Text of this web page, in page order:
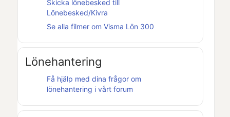
Skicka lönebesked till
Lönebesked/Kivra
Se alla filmer om Visma Lön 300
Lönehantering
Få hjälp med dina frågor om
lönehantering i vårt forum